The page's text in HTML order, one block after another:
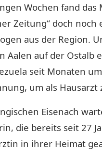
Wochen fand das
Zeitung“ doch noch
aus der Region.
Aalen auf der Ostalb
seit Monaten
um als Hausarzt
Eisenach
die bereits seit 27
in ihrer Heimat